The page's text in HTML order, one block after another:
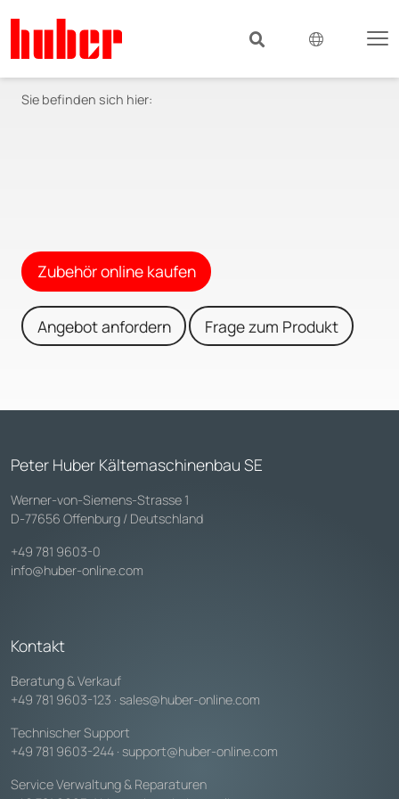
Sie befinden sich hier:
Zubehör online kaufen
Angebot anfordern Frage zum Produkt
Peter Huber Kältemaschinenbau SE
Werner-von-Siemens-Strasse 1
D-77656 Offenburg / Deutschland
+49 781 9603-0
info@huber-online.com
Kontakt
Beratung & Verkauf
+49 781 9603-123 · sales@huber-online.com
Technischer Support
+49 781 9603-244 · support@huber-online.com
Service Verwaltung & Reparaturen